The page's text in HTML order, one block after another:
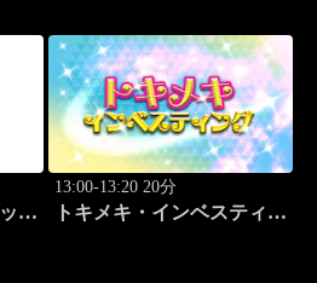
ク
13:00-13:20 20分
トキメキ・インベスティン